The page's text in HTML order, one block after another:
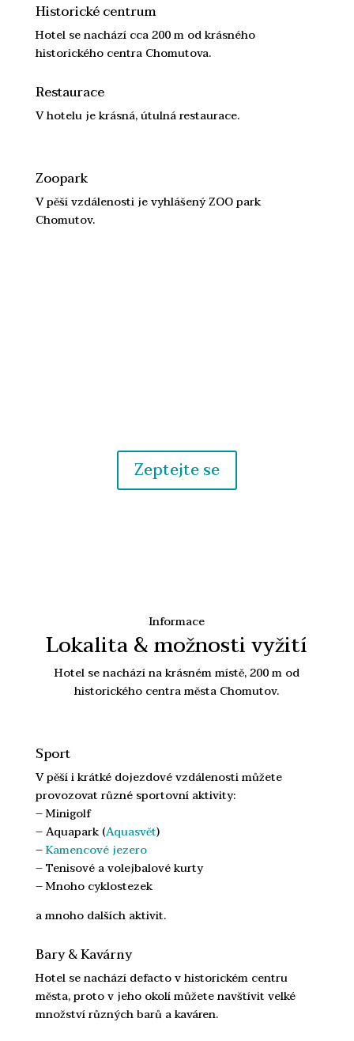
Historické centrum
Hotel se nachází cca 200 m od krásného
historického centra Chomutova.
Restaurace
V hotelu je krásná, útulná restaurace.
Zoopark
V pěší vzdálenosti je vyhlášený ZOO park
Chomutov.
Zeptejte se
Informace
Lokalita & možnosti vyžití
Hotel se nachází na krásném místě, 200 m od
historického centra města Chomutov.
Sport
V pěší i krátké dojezdové vzdálenosti můžete
provozovat různé sportovní aktivity:
– Minigolf
– Aquapark (Aquasvět)
–Kamencové jezero
– Tenisové a volejbalové kurty
– Mnoho cyklostezek
a mnoho dalších aktivit.
Bary & Kavárny
Hotel se nachází defacto v historickém centru
města, proto v jeho okolí můžete navštívit velké
množství různých barů a kaváren.